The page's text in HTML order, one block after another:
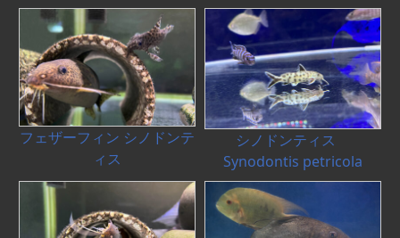
フェザーフィン シノドンテ
ィス
シノドンティス
Synodontis petricola